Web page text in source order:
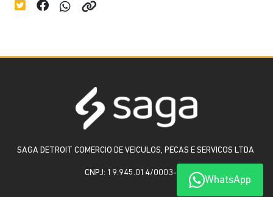
WhatsApp
SAGA DETROIT COMERCIO DE VEICULOS, PECAS E SERVICOS LTDA
CNPJ: 19.945.014/0003-78